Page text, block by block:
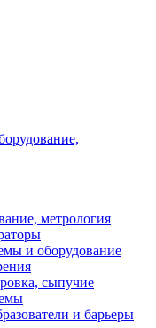
метрология
и оборудование
сыпучие
и барьеры